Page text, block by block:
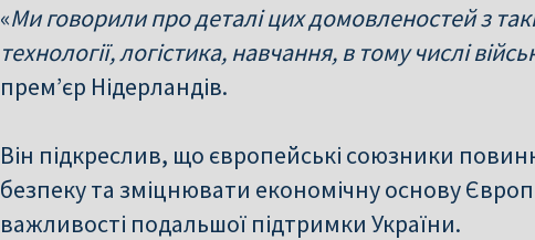
«Ми говорили про деталі цих домовленостей з
технології, логістика, навчання, в тому числі
прем’єр Нідерландів.
Він підкреслив, що європейські союзники
безпеку та зміцнювати економічну основу
важливості подальшої підтримки України.